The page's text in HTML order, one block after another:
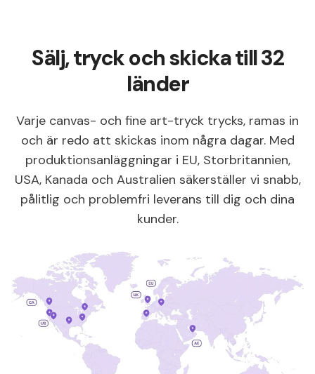
Sälj, tryck och skicka till 32
länder
Varje canvas- och fine art-tryck trycks, ramas in
och är redo att skickas inom några dagar. Med
produktionsanläggningar i EU, Storbritannien,
USA, Kanada och Australien säkerställer vi snabb,
pålitlig och problemfri leverans till dig och dina
kunder.